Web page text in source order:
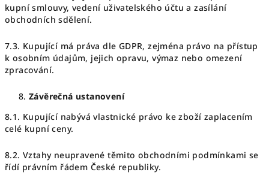
kupní smlouvy, vedení uživatelského účtu a zasílání
obchodních sdělení.
7.3. Kupující má práva dle GDPR, zejména právo na přístup
k osobním údajům, jejich opravu, výmaz nebo omezení
zpracování.
Závěrečná ustanovení
8.1. Kupující nabývá vlastnické právo ke zboží zaplacením
celé kupní ceny.
8.2. Vztahy neupravené těmito obchodními podmínkami se
řídí právním řádem České republiky.